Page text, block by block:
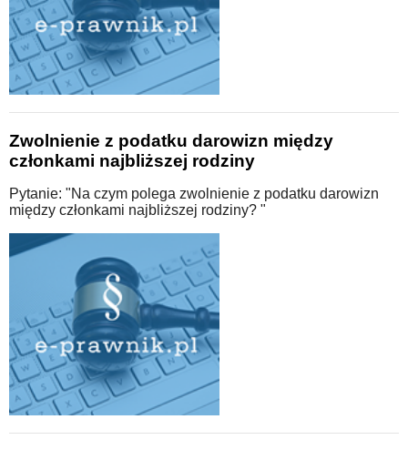
Zwolnienie z podatku darowizn między
członkami najbliższej rodziny
Pytanie: "Na czym polega zwolnienie z podatku darowizn
między członkami najbliższej rodziny? "